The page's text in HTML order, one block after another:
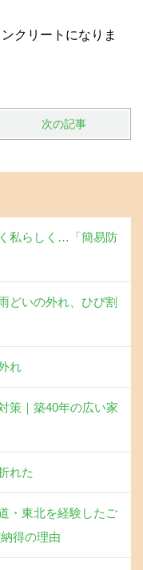
クリートになりま
次の記事
私らしく…「簡易防
どいの外れ、ひび割
れ
策｜築40年の広い家
れた
・東北を経験したご
得の理由